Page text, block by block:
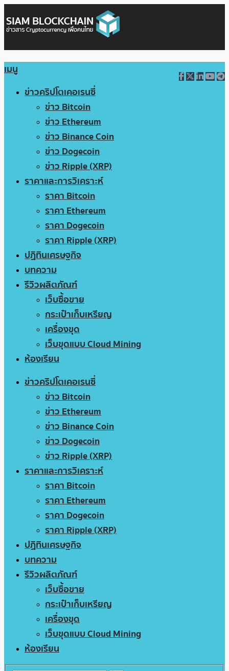
เมนู
ข่าวคริปโตเคอเรนซี่
ข่าว Bitcoin
ข่าว Ethereum
ข่าว Binance Coin
ข่าว Dogecoin
ข่าว Ripple (XRP)
ราคาและการวิเคราะห์
ราคา Bitcoin
ราคา Ethereum
ราคา Dogecoin
ราคา Ripple (XRP)
ปฏิทินเศรษฐกิจ
บทความ
รีวิวผลิตภัณฑ์
เว็บซื้อขาย
กระเป๋าเก็บเหรียญ
เครื่องขุด
เว็บขุดแบบ Cloud Mining
ห้องเรียน
ข่าวคริปโตเคอเรนซี่
ข่าว Bitcoin
ข่าว Ethereum
ข่าว Binance Coin
ข่าว Dogecoin
ข่าว Ripple (XRP)
ราคาและการวิเคราะห์
ราคา Bitcoin
ราคา Ethereum
ราคา Dogecoin
ราคา Ripple (XRP)
ปฏิทินเศรษฐกิจ
บทความ
รีวิวผลิตภัณฑ์
เว็บซื้อขาย
กระเป๋าเก็บเหรียญ
เครื่องขุด
เว็บขุดแบบ Cloud Mining
ห้องเรียน